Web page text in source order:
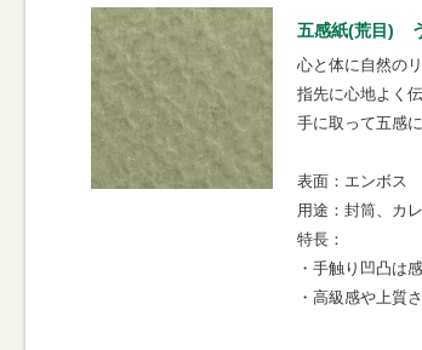
五感紙(荒目)
心と体に自然の
指先に心地よく
手に取って五感
表面：エンボス
用途：封筒、カ
特長：
・手触り凹凸は
・高級感や上質